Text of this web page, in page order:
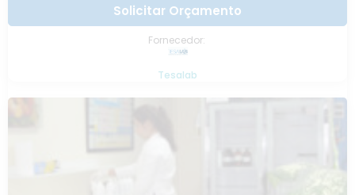
Solicitar Orçamento
Fornecedor:
Tesalab